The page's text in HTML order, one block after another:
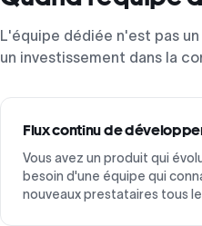
L'équipe dédiée n'est pas
un investissement dans la
Flux continu de
Vous avez un produit qui
besoin d'une équipe qui
nouveaux prestataires tous